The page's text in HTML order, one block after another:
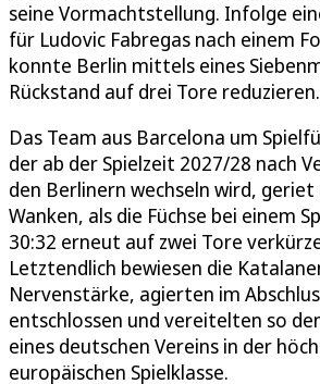
seine Vormachtstellung. Infolge
für Ludovic Fabregas nach einem
konnte Berlin mittels eines
Rückstand auf drei Tore reduzieren.
Das Team aus Barcelona um
der ab der Spielzeit 2027/28 nach
den Berlinern wechseln wird, geriet
Wanken, als die Füchse bei einem
30:32 erneut auf zwei Tore
Letztendlich bewiesen die
Nervenstärke, agierten im
entschlossen und vereitelten so
eines deutschen Vereins in der
europäischen Spielklasse.